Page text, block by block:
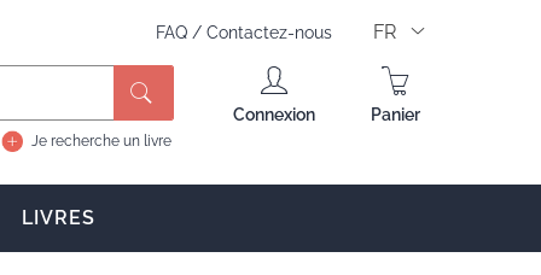
FAQ / Contactez-nous FR
Je recherche un livre
Connexion Panier
LIVRES